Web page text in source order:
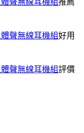
聲無線耳機組好用
聲無線耳機組評價